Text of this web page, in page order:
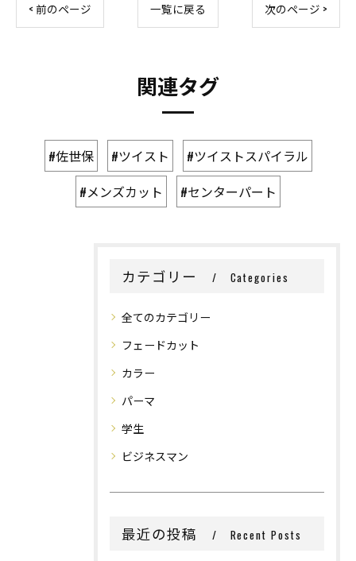
< 前のページ 一覧に戻る 次のページ >
関連タグ
#佐世保 #ツイスト
#ツイストスパイラル
#メンズカット
#センターパート
カテゴリー Categories
全てのカテゴリー
フェードカット
カラー
パーマ
学生
ビジネスマン
最近の投稿 Recent Posts